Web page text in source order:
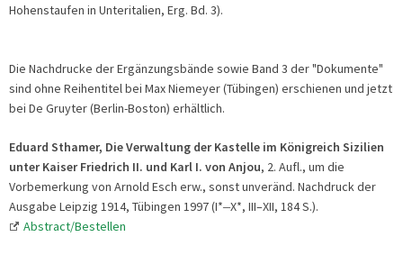
Hohenstaufen in Unteritalien, Erg. Bd. 3).
Die Nachdrucke der Ergänzungsbände sowie Band 3 der "Dokumente"
sind ohne Reihentitel bei Max Niemeyer (Tübingen) erschienen und jetzt
bei De Gruyter (Berlin-Boston) erhältlich.
Eduard Sthamer, Die Verwaltung der Kastelle im Königreich Sizilien
unter Kaiser Friedrich II. und Karl I. von Anjou, 2. Aufl., um die
Vorbemerkung von Arnold Esch erw., sonst unveränd. Nachdruck der
Ausgabe Leipzig 1914, Tübingen 1997 (I*–X*, III–XII, 184 S.).
Abstract/Bestellen